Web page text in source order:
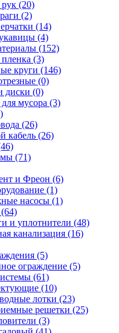
(20)
(2)
(14)
(4)
(152)
(3)
круги (146)
(0)
диски (0)
мусора (3)
(26)
кабель (26)
(71)
и Фреон (6)
(1)
насосы (1)
и уплотнители (48)
канализация (16)
(5)
ограждение (5)
(61)
(10)
лотки (23)
решетки (25)
(3)